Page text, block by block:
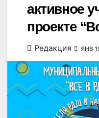
активное
проекте
Редакция ЯНВ